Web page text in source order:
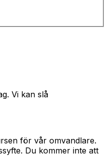
Vi kan slå
för vår omvandlare.
Du kommer inte att